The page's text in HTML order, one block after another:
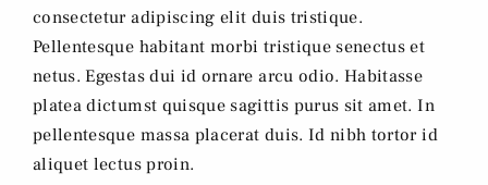
consectetur adipiscing elit duis tristique.
Pellentesque habitant morbi tristique senectus et
netus. Egestas dui id ornare arcu odio. Habitasse
platea dictumst quisque sagittis purus sit amet. In
pellentesque massa placerat duis. Id nibh tortor id
aliquet lectus proin.